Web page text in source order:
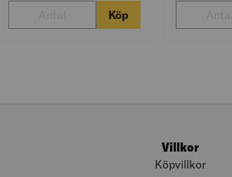
Köp
Villkor
Köpvillkor